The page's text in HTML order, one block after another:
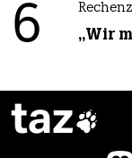
6 „Wir
taz